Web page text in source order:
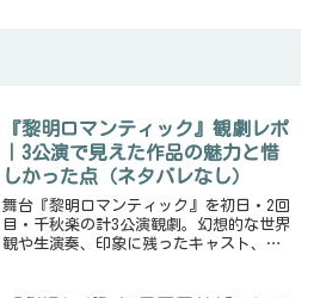
『黎明ロマンティック』観劇レポ
｜3公演で見えた作品の魅力と惜
しかった点（ネタバレなし）
舞台『黎明ロマンティック』を初日・2回
目・千秋楽の計3公演観劇。幻想的な世界
観や生演奏、印象に残ったキャスト、公